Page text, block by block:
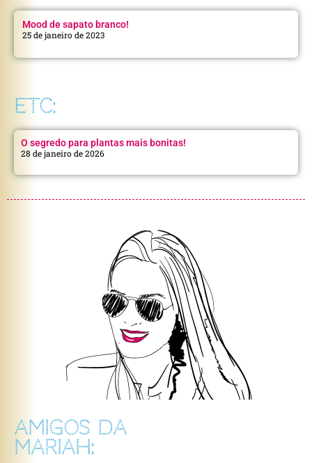
Mood de sapato branco!
25 de janeiro de 2023
ETC:
O segredo para plantas mais bonitas!
28 de janeiro de 2026
AMIGOS DA
MARIAH: